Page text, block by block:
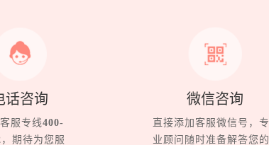
话咨询
服专线400-
，期待为您服
微信咨询
直接添加客服微信号，专
业顾问随时准备解答您的